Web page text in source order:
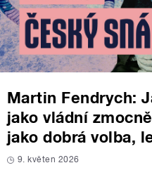
Martin Fendrych:
jako vládní
jako dobrá volba,
9. květen 2026